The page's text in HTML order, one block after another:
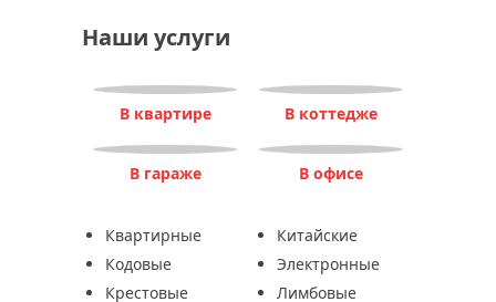
Наши услуги
В квартире В коттедже
В гараже В офисе
Квартирные
Китайские
Кодовые
Электронные
Крестовые
Лимбовые